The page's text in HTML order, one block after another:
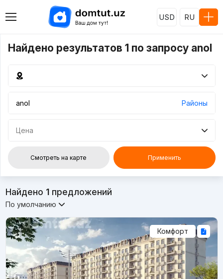
USD RU
Найдено результатов 1 по запросу anol
Районы
Цена
Смотреть на карте Применить
Найдено 1предложений
По умолчанию
Комфорт